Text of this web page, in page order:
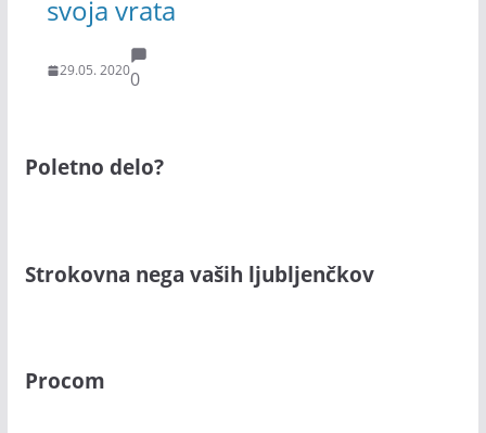
svoja vrata
29.05. 20200
Poletno delo?
Strokovna nega vaših ljubljenčkov
Procom